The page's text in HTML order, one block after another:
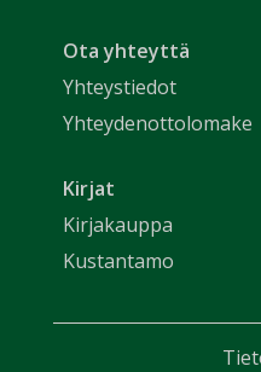
Ota yhteyttä
Yhteystiedot
Yhteydenottolomake
Kirjat
Kirjakauppa
Kustantamo